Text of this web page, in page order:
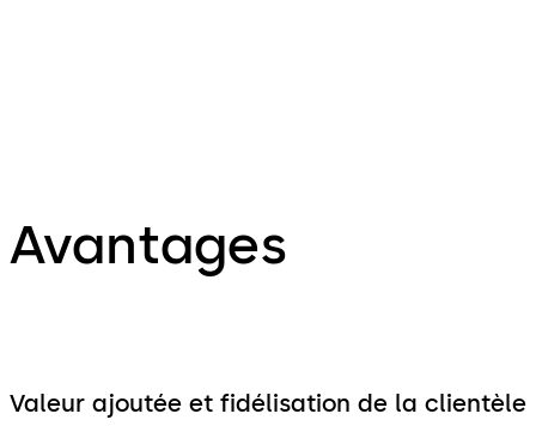
Avantages
Valeur ajoutée et fidélisation de la clientèle